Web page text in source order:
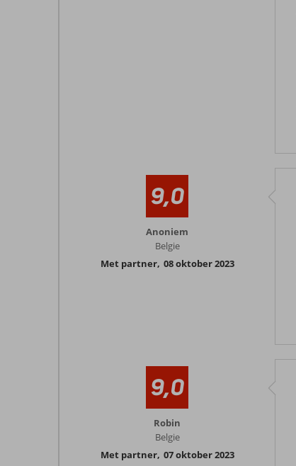
9,0
Anoniem
Belgie
Met partner, 08 oktober 2023
9,0
Robin
Belgie
Met partner, 07 oktober 2023